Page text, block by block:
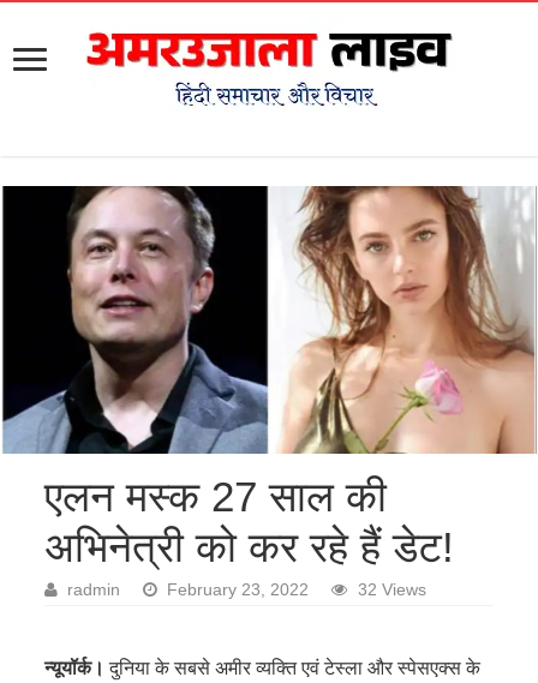
एलन मस्क 27 साल की
अभिनेत्री को कर रहे हैं डेट!
radmin February 23, 2022 32 Views
न्यूयॉर्क। दुनिया के सबसे अमीर व्यक्ति एवं टेस्ला और स्पेसएक्स के